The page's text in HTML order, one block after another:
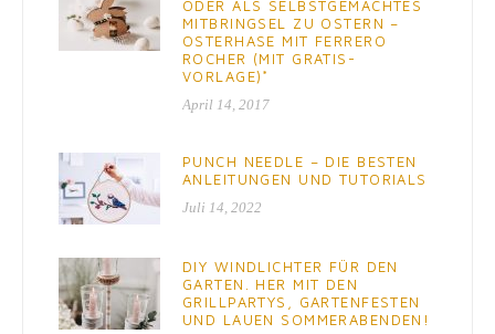
ODER ALS SELBSTGEMACHTES
MITBRINGSEL ZU OSTERN –
OSTERHASE MIT FERRERO
ROCHER (MIT GRATIS-
VORLAGE)*
April 14, 2017
PUNCH NEEDLE – DIE BESTEN
ANLEITUNGEN UND TUTORIALS
Juli 14, 2022
DIY WINDLICHTER FÜR DEN
GARTEN. HER MIT DEN
GRILLPARTYS, GARTENFESTEN
UND LAUEN SOMMERABENDEN!